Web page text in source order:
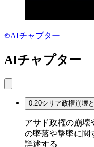
AIチャプター
AIチャプター
0:20シリア政権崩壊
アサド政権の崩壊
の墜落や撃墜に関
詳述する